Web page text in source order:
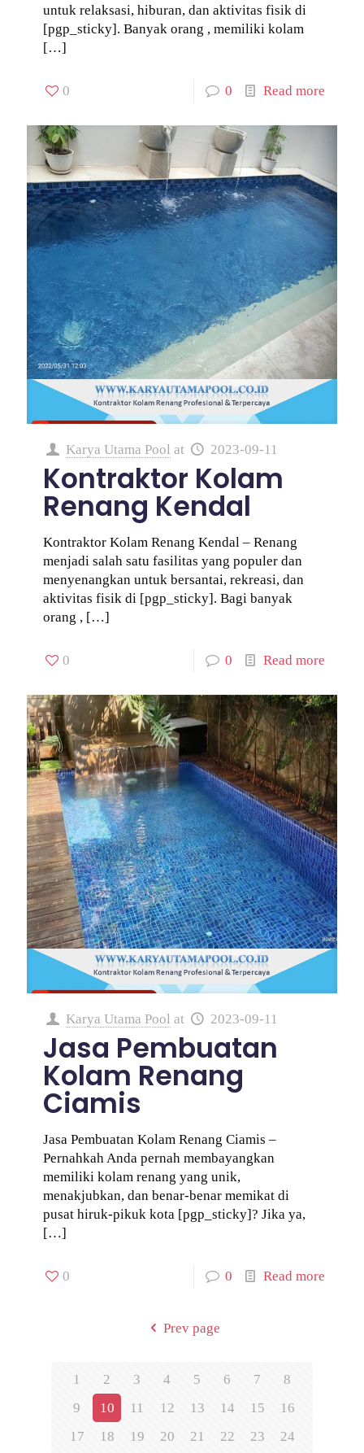
untuk relaksasi, hiburan, dan aktivitas fisik di
[pgp_sticky]. Banyak orang , memiliki kolam
[…]
0 0 Read more
Karya Utama Pool at 2023-09-11
Kontraktor Kolam
Renang Kendal
Kontraktor Kolam Renang Kendal – Renang
menjadi salah satu fasilitas yang populer dan
menyenangkan untuk bersantai, rekreasi, dan
aktivitas fisik di [pgp_sticky]. Bagi banyak
orang , […]
0 0 Read more
Karya Utama Pool at 2023-09-11
Jasa Pembuatan
Kolam Renang
Ciamis
Jasa Pembuatan Kolam Renang Ciamis –
Pernahkah Anda pernah membayangkan
memiliki kolam renang yang unik,
menakjubkan, dan benar-benar memikat di
pusat hiruk-pikuk kota [pgp_sticky]? Jika ya,
[…]
0 0 Read more
Prev page
1 2 3 4 5 6 7
8
9
10 11 12 13 14 15
16
17
18 19 20 21 22 23
24